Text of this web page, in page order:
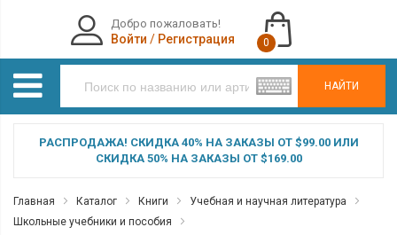
НАЙТИ
Добро пожаловать!
Войти / Регистрация 0
РАСПРОДАЖА! СКИДКА 40% НА ЗАКАЗЫ ОТ $99.00 ИЛИ
СКИДКА 50% НА ЗАКАЗЫ ОТ $169.00
Главная Каталог Книги
Учебная и научная литература
Школьные учебники и пособия